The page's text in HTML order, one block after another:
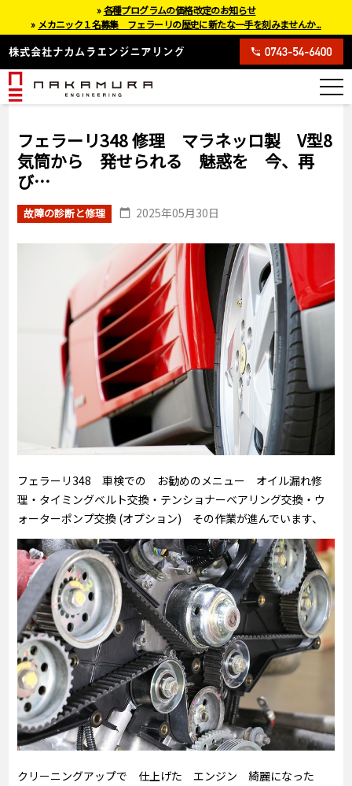
フェラーリ348 修理 マラネッロ製 V型8
気筒から 発せられる 魅惑を 今、再
び…
故障の診断と修理 2025年05月30日
フェラーリ348 車検での お勧めのメニュー オイル漏れ修
理・タイミングベルト交換・テンショナーベアリング交換・ウ
ォーターポンプ交換 (オプション) その作業が進んでいます、
クリーニングアップで 仕上げた エンジン 綺麗になった
»各種プログラムの価格改定のお知らせ
» メカニック１名募集 フェラーリの歴史に新たな一手を刻みませんか...